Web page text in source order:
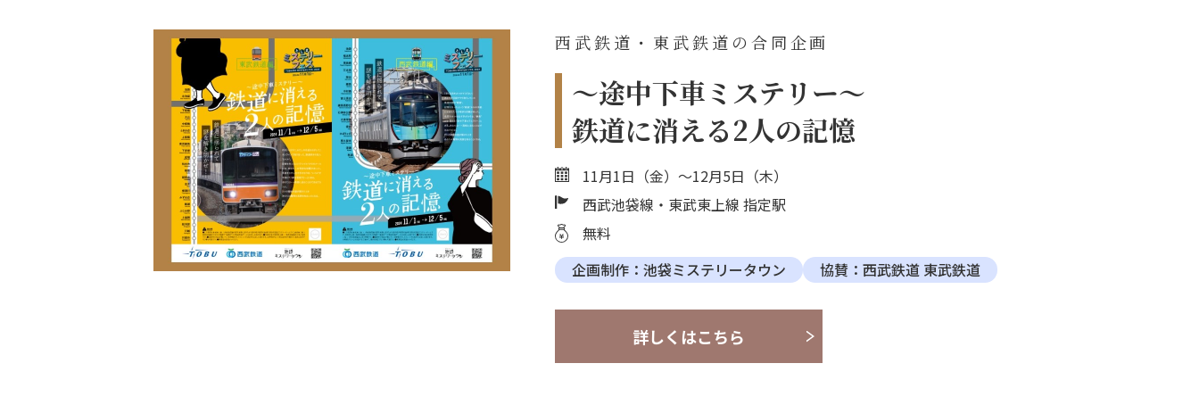
西武鉄道・東武鉄道の合同企画
～途中下車ミステリー～
鉄道に消える2人の記憶
11月1日（金）～12月5日（木）
西武池袋線・東武東上線 指定駅
無料
企画制作：池袋ミステリータウン
協賛：西武鉄道 東武鉄道
詳しくはこちら